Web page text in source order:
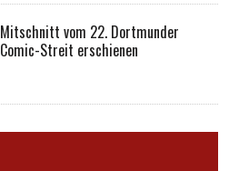
Mitschnitt vom 22. Dortmunder
Comic-Streit erschienen